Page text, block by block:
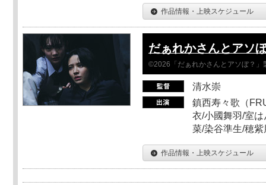
作品情報・上映スケジュール
だぁれかさんとアソ
©2026「だぁれかさんとアソぼ？」
清水崇
鎮西寿々歌（
衣/小國舞羽/室
菜/染谷準生/穂
作品情報・上映スケジュール